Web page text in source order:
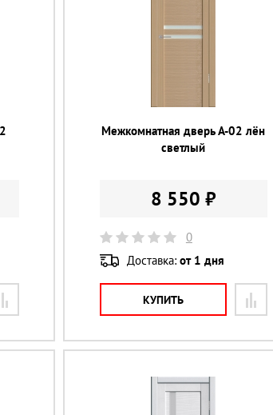
Межкомнатная дверь А-02 лён
светлый
8 550 ₽
0
Доставка: от 1 дня
КУПИТЬ